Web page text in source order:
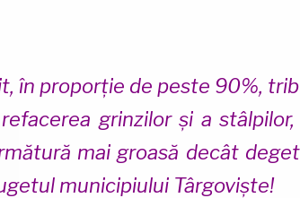
în proporție de peste 90%,
grinzilor și a
mai groasă decât
municipiului Târgoviște!